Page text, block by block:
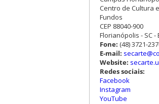
Centro de Cultura
Fundos
CEP 88040-900
Florianópolis - SC -
Fone: (48) 3721-
E-mail:
Website:
Redes sociais:
Facebook
Instagram
YouTube